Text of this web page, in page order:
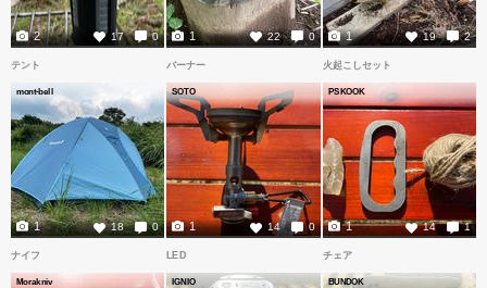
17 0
2 22 0
1 19 2
1
テント
mont-bell
18 0
1
バーナー
SOTO
14 0
1
火起こしセット
PSKOOK
14 1
1
ナイフ
Morakniv
LED
IGNIO
チェア
BUNDOK